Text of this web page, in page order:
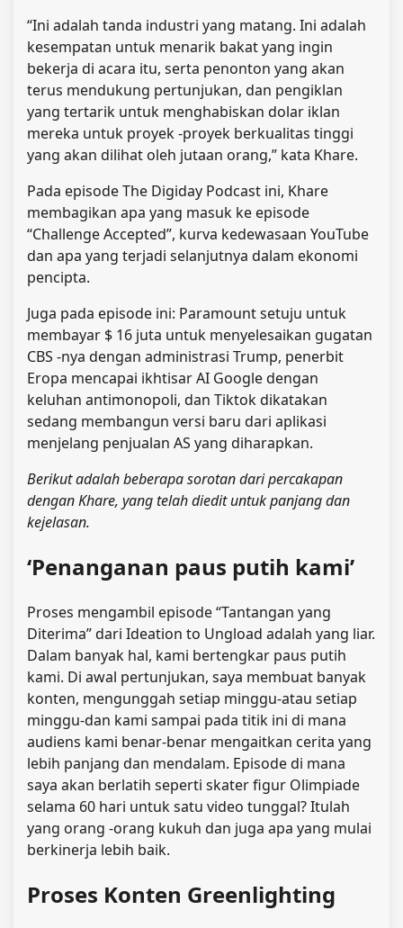
“Ini adalah tanda industri yang matang. Ini adalah
kesempatan untuk menarik bakat yang ingin
bekerja di acara itu, serta penonton yang akan
terus mendukung pertunjukan, dan pengiklan
yang tertarik untuk menghabiskan dolar iklan
mereka untuk proyek -proyek berkualitas tinggi
yang akan dilihat oleh jutaan orang,” kata Khare.
Pada episode The Digiday Podcast ini, Khare
membagikan apa yang masuk ke episode
“Challenge Accepted”, kurva kedewasaan YouTube
dan apa yang terjadi selanjutnya dalam ekonomi
pencipta.
Juga pada episode ini: Paramount setuju untuk
membayar $ 16 juta untuk menyelesaikan gugatan
CBS -nya dengan administrasi Trump, penerbit
Eropa mencapai ikhtisar AI Google dengan
keluhan antimonopoli, dan Tiktok dikatakan
sedang membangun versi baru dari aplikasi
menjelang penjualan AS yang diharapkan.
Berikut adalah beberapa sorotan dari percakapan
dengan Khare, yang telah diedit untuk panjang dan
kejelasan.
‘Penanganan paus putih kami’
Proses mengambil episode “Tantangan yang
Diterima” dari Ideation to Ungload adalah yang liar.
Dalam banyak hal, kami bertengkar paus putih
kami. Di awal pertunjukan, saya membuat banyak
konten, mengunggah setiap minggu-atau setiap
minggu-dan kami sampai pada titik ini di mana
audiens kami benar-benar mengaitkan cerita yang
lebih panjang dan mendalam. Episode di mana
saya akan berlatih seperti skater figur Olimpiade
selama 60 hari untuk satu video tunggal? Itulah
yang orang -orang kukuh dan juga apa yang mulai
berkinerja lebih baik.
Proses Konten Greenlighting